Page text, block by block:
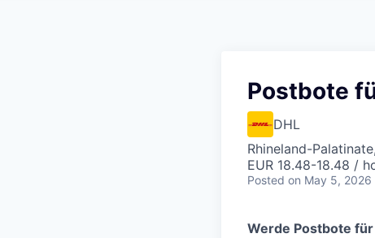
Postbote
DHL
Rhineland-
EUR 18.48-18.48 /
Posted on May 5, 2026
Werde Postbote